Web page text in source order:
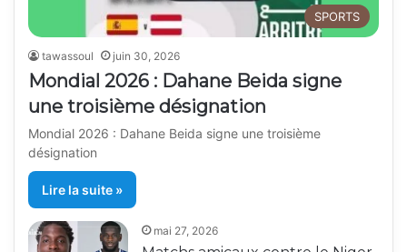
SPORTS
tawassoul juin 30, 2026
Mondial 2026 : Dahane Beida signe
une troisième désignation
Mondial 2026 : Dahane Beida signe une troisième
désignation
Lire la suite »
mai 27, 2026